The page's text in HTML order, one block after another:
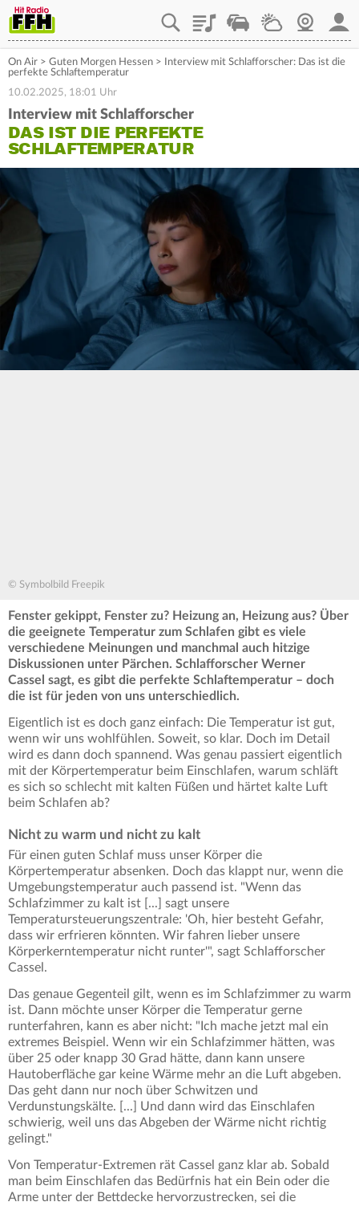
PlaylistStaupilotWetterWebcam
On Air > Guten Morgen Hessen >
Interview mit Schlafforscher: Das ist die
perfekte Schlaftemperatur
10.02.2025, 18:01 Uhr
Interview mit Schlafforscher
DAS IST DIE PERFEKTE
SCHLAFTEMPERATUR
© Symbolbild Freepik
Fenster gekippt, Fenster zu? Heizung an, Heizung aus? Über
die geeignete Temperatur zum Schlafen gibt es viele
verschiedene Meinungen und manchmal auch hitzige
Diskussionen unter Pärchen. Schlafforscher Werner
Cassel sagt, es gibt die perfekte Schlaftemperatur – doch
die ist für jeden von uns unterschiedlich.
Eigentlich ist es doch ganz einfach: Die Temperatur ist gut,
wenn wir uns wohlfühlen. Soweit, so klar. Doch im Detail
wird es dann doch spannend. Was genau passiert eigentlich
mit der Körpertemperatur beim Einschlafen, warum schläft
es sich so schlecht mit kalten Füßen und härtet kalte Luft
beim Schlafen ab?
Nicht zu warm und nicht zu kalt
Für einen guten Schlaf muss unser Körper die
Körpertemperatur absenken. Doch das klappt nur, wenn die
Umgebungstemperatur auch passend ist. "Wenn das
Schlafzimmer zu kalt ist [...] sagt unsere
Temperatursteuerungszentrale: 'Oh, hier besteht Gefahr,
dass wir erfrieren könnten. Wir fahren lieber unsere
Körperkerntemperatur nicht runter'", sagt Schlafforscher
Cassel.
Das genaue Gegenteil gilt, wenn es im Schlafzimmer zu warm
ist. Dann möchte unser Körper die Temperatur gerne
runterfahren, kann es aber nicht: "Ich mache jetzt mal ein
extremes Beispiel. Wenn wir ein Schlafzimmer hätten, was
über 25 oder knapp 30 Grad hätte, dann kann unsere
Hautoberfläche gar keine Wärme mehr an die Luft abgeben.
Das geht dann nur noch über Schwitzen und
Verdunstungskälte. [...] Und dann wird das Einschlafen
schwierig, weil uns das Abgeben der Wärme nicht richtig
gelingt."
Von Temperatur-Extremen rät Cassel ganz klar ab. Sobald
man beim Einschlafen das Bedürfnis hat ein Bein oder die
Arme unter der Bettdecke hervorzustrecken, sei die